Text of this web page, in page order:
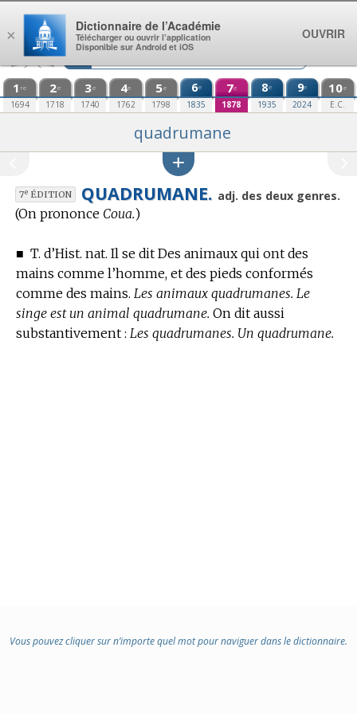
Aller au contenu
1 re
1694
2e
1718
3e
1740
4e
1762
5e
1798
6e
1835
7e
1878
8e
1935
9e
2024
10e
E.C.
quadrumane
7eÉDITION QUADRUMANE. adj. des deux genres.
(On prononce Coua.)
■ T. d’Hist. nat. Il se dit Des animaux qui ont des
mains comme l’homme, et des pieds conformés
comme des mains. Les animaux quadrumanes. Le
singe est un animal quadrumane. On dit aussi
substantivement : Les quadrumanes. Un quadrumane.
Vous pouvez cliquer sur n’importe quel mot pour naviguer dans le dictionnaire.
×
Dictionnaire de l’Académie
Télécharger ou ouvrir l’application
Disponible sur Android et iOS
OUVRIR